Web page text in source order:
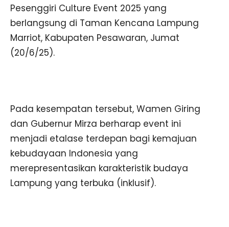
Pesenggiri Culture Event 2025 yang
berlangsung di Taman Kencana Lampung
Marriot, Kabupaten Pesawaran, Jumat
(20/6/25).
Pada kesempatan tersebut, Wamen Giring
dan Gubernur Mirza berharap event ini
menjadi etalase terdepan bagi kemajuan
kebudayaan Indonesia yang
merepresentasikan karakteristik budaya
Lampung yang terbuka (inklusif).